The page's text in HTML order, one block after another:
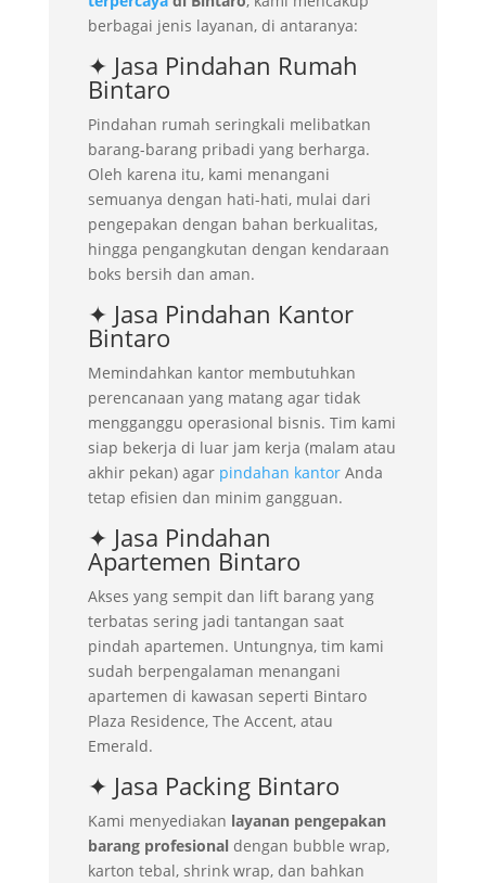
berbagai jenis layanan, di antaranya:
✦ Jasa Pindahan Rumah
Bintaro
Pindahan rumah seringkali melibatkan
barang-barang pribadi yang berharga.
Oleh karena itu, kami menangani
semuanya dengan hati-hati, mulai dari
pengepakan dengan bahan berkualitas,
hingga pengangkutan dengan kendaraan
boks bersih dan aman.
✦ Jasa Pindahan Kantor
Bintaro
Memindahkan kantor membutuhkan
perencanaan yang matang agar tidak
mengganggu operasional bisnis. Tim kami
siap bekerja di luar jam kerja (malam atau
akhir pekan) agar pindahan kantorAnda
tetap efisien dan minim gangguan.
✦ Jasa Pindahan
Apartemen Bintaro
Akses yang sempit dan lift barang yang
terbatas sering jadi tantangan saat
pindah apartemen. Untungnya, tim kami
sudah berpengalaman menangani
apartemen di kawasan seperti Bintaro
Plaza Residence, The Accent, atau
Emerald.
✦ Jasa Packing Bintaro
Kami menyediakan layanan pengepakan
barang profesionaldengan bubble wrap,
karton tebal, shrink wrap, dan bahkan